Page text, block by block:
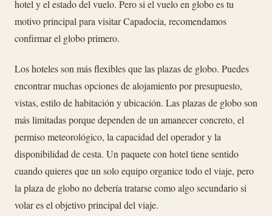
hotel y el estado del vuelo. Pero si el vuelo en globo es tu
motivo principal para visitar Capadocia, recomendamos
confirmar el globo primero.
Los hoteles son más flexibles que las plazas de globo. Puedes
encontrar muchas opciones de alojamiento por presupuesto,
vistas, estilo de habitación y ubicación. Las plazas de globo son
más limitadas porque dependen de un amanecer concreto, el
permiso meteorológico, la capacidad del operador y la
disponibilidad de cesta. Un paquete con hotel tiene sentido
cuando quieres que un solo equipo organice todo el viaje, pero
la plaza de globo no debería tratarse como algo secundario si
volar es el objetivo principal del viaje.